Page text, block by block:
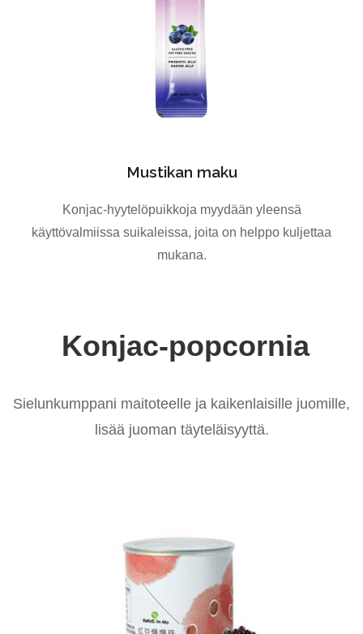
Mustikan maku
Konjac-hyytelöpuikkoja myydään yleensä
käyttövalmiissa suikaleissa, joita on helppo kuljettaa
mukana.
Konjac-popcornia
Sielunkumppani maitoteelle ja kaikenlaisille juomille,
lisää juoman täyteläisyyttä.